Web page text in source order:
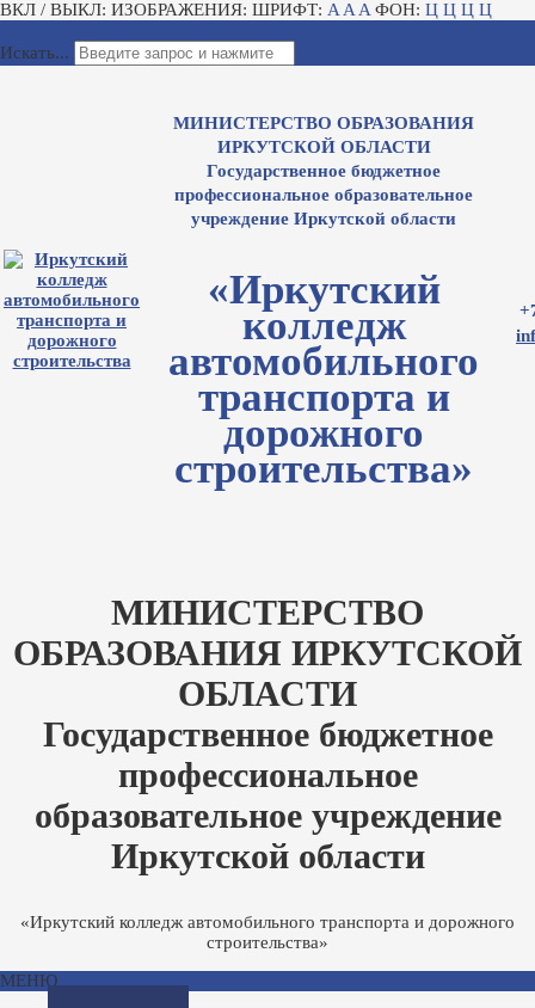
ВКЛ / ВЫКЛ: ИЗОБРАЖЕНИЯ: ШРИФТ: A A A ФОН: Ц Ц Ц Ц
Искать...
МИНИСТЕРСТВО ОБРАЗОВАНИЯ
ИРКУТСКОЙ ОБЛАСТИ
Государственное бюджетное
профессиональное образовательное
учреждение Иркутской области
«Иркутский
колледж
автомобильного
транспорта и
дорожного
строительства»
МИНИСТЕРСТВО
ОБРАЗОВАНИЯ ИРКУТСКОЙ
ОБЛАСТИ
Государственное бюджетное
профессиональное
образовательное учреждение
Иркутской области
«Иркутский колледж автомобильного транспорта и дорожного
строительства»
МЕНЮ